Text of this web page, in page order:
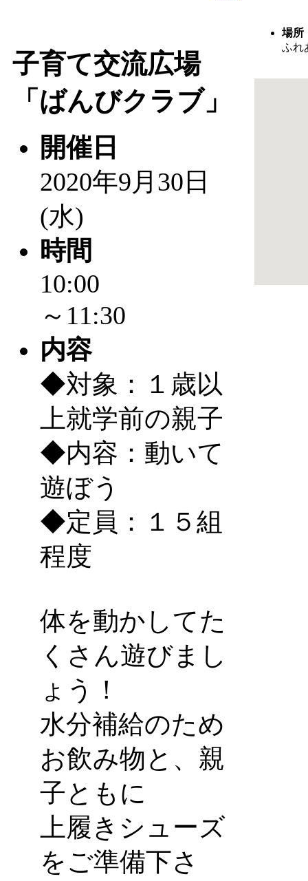
子育て交流広場
「ばんびクラブ」
開催日
2020年9月30日
(水)
時間
10:00
～11:30
内容
◆対象：１歳以
上就学前の親子
◆内容：動いて
遊ぼう
◆定員：１５組
程度
体を動かしてた
くさん遊びまし
ょう！
水分補給のため
お飲み物と、親
子ともに
上履きシューズ
をご準備下さ
場所
ふれ